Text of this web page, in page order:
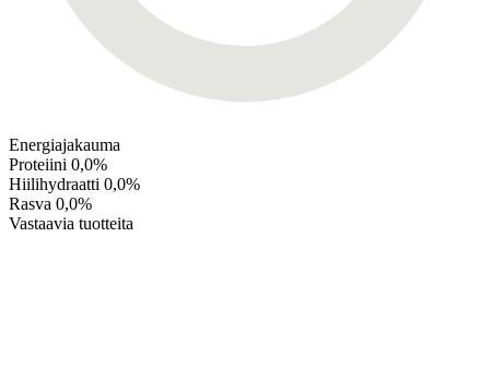
Energiajakauma
Proteiini 0,0%
Hiilihydraatti 0,0%
Rasva 0,0%
Vastaavia tuotteita